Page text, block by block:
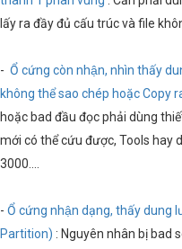
lấy ra đầy đủ cấu trúc và file
- Ổ cứng còn nhận, nhìn thấy
không thể sao chép hoặc Copy
hoặc bad đầu đọc phải dùng
mới có thể cứu được, Tools hay
3000….
- Ổ cứng nhận dạng, thấy dung
Partition) : Nguyên nhân bị bad